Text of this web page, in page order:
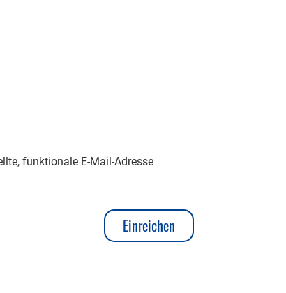
funktionale E-Mail-Adresse